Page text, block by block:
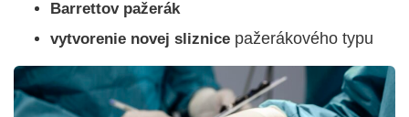
Barrettov pažerák
vytvorenie novej sliznice pažerákového typu